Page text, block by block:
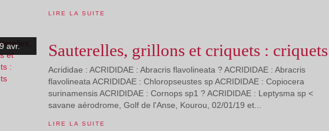
LIRE LA SUITE
avr. Sauterelles, grillons et criquets : criquets
Acrididae : ACRIDIDAE : Abracris flavolineata ? ACRIDIDAE : Abracris
flavolineata ACRIDIDAE : Chloropseustes sp ACRIDIDAE : Copiocera
surinamensis ACRIDIDAE : Cornops sp1 ? ACRIDIDAE : Leptysma sp <
savane aérodrome, Golf de l'Anse, Kourou, 02/01/19 et...
LIRE LA SUITE